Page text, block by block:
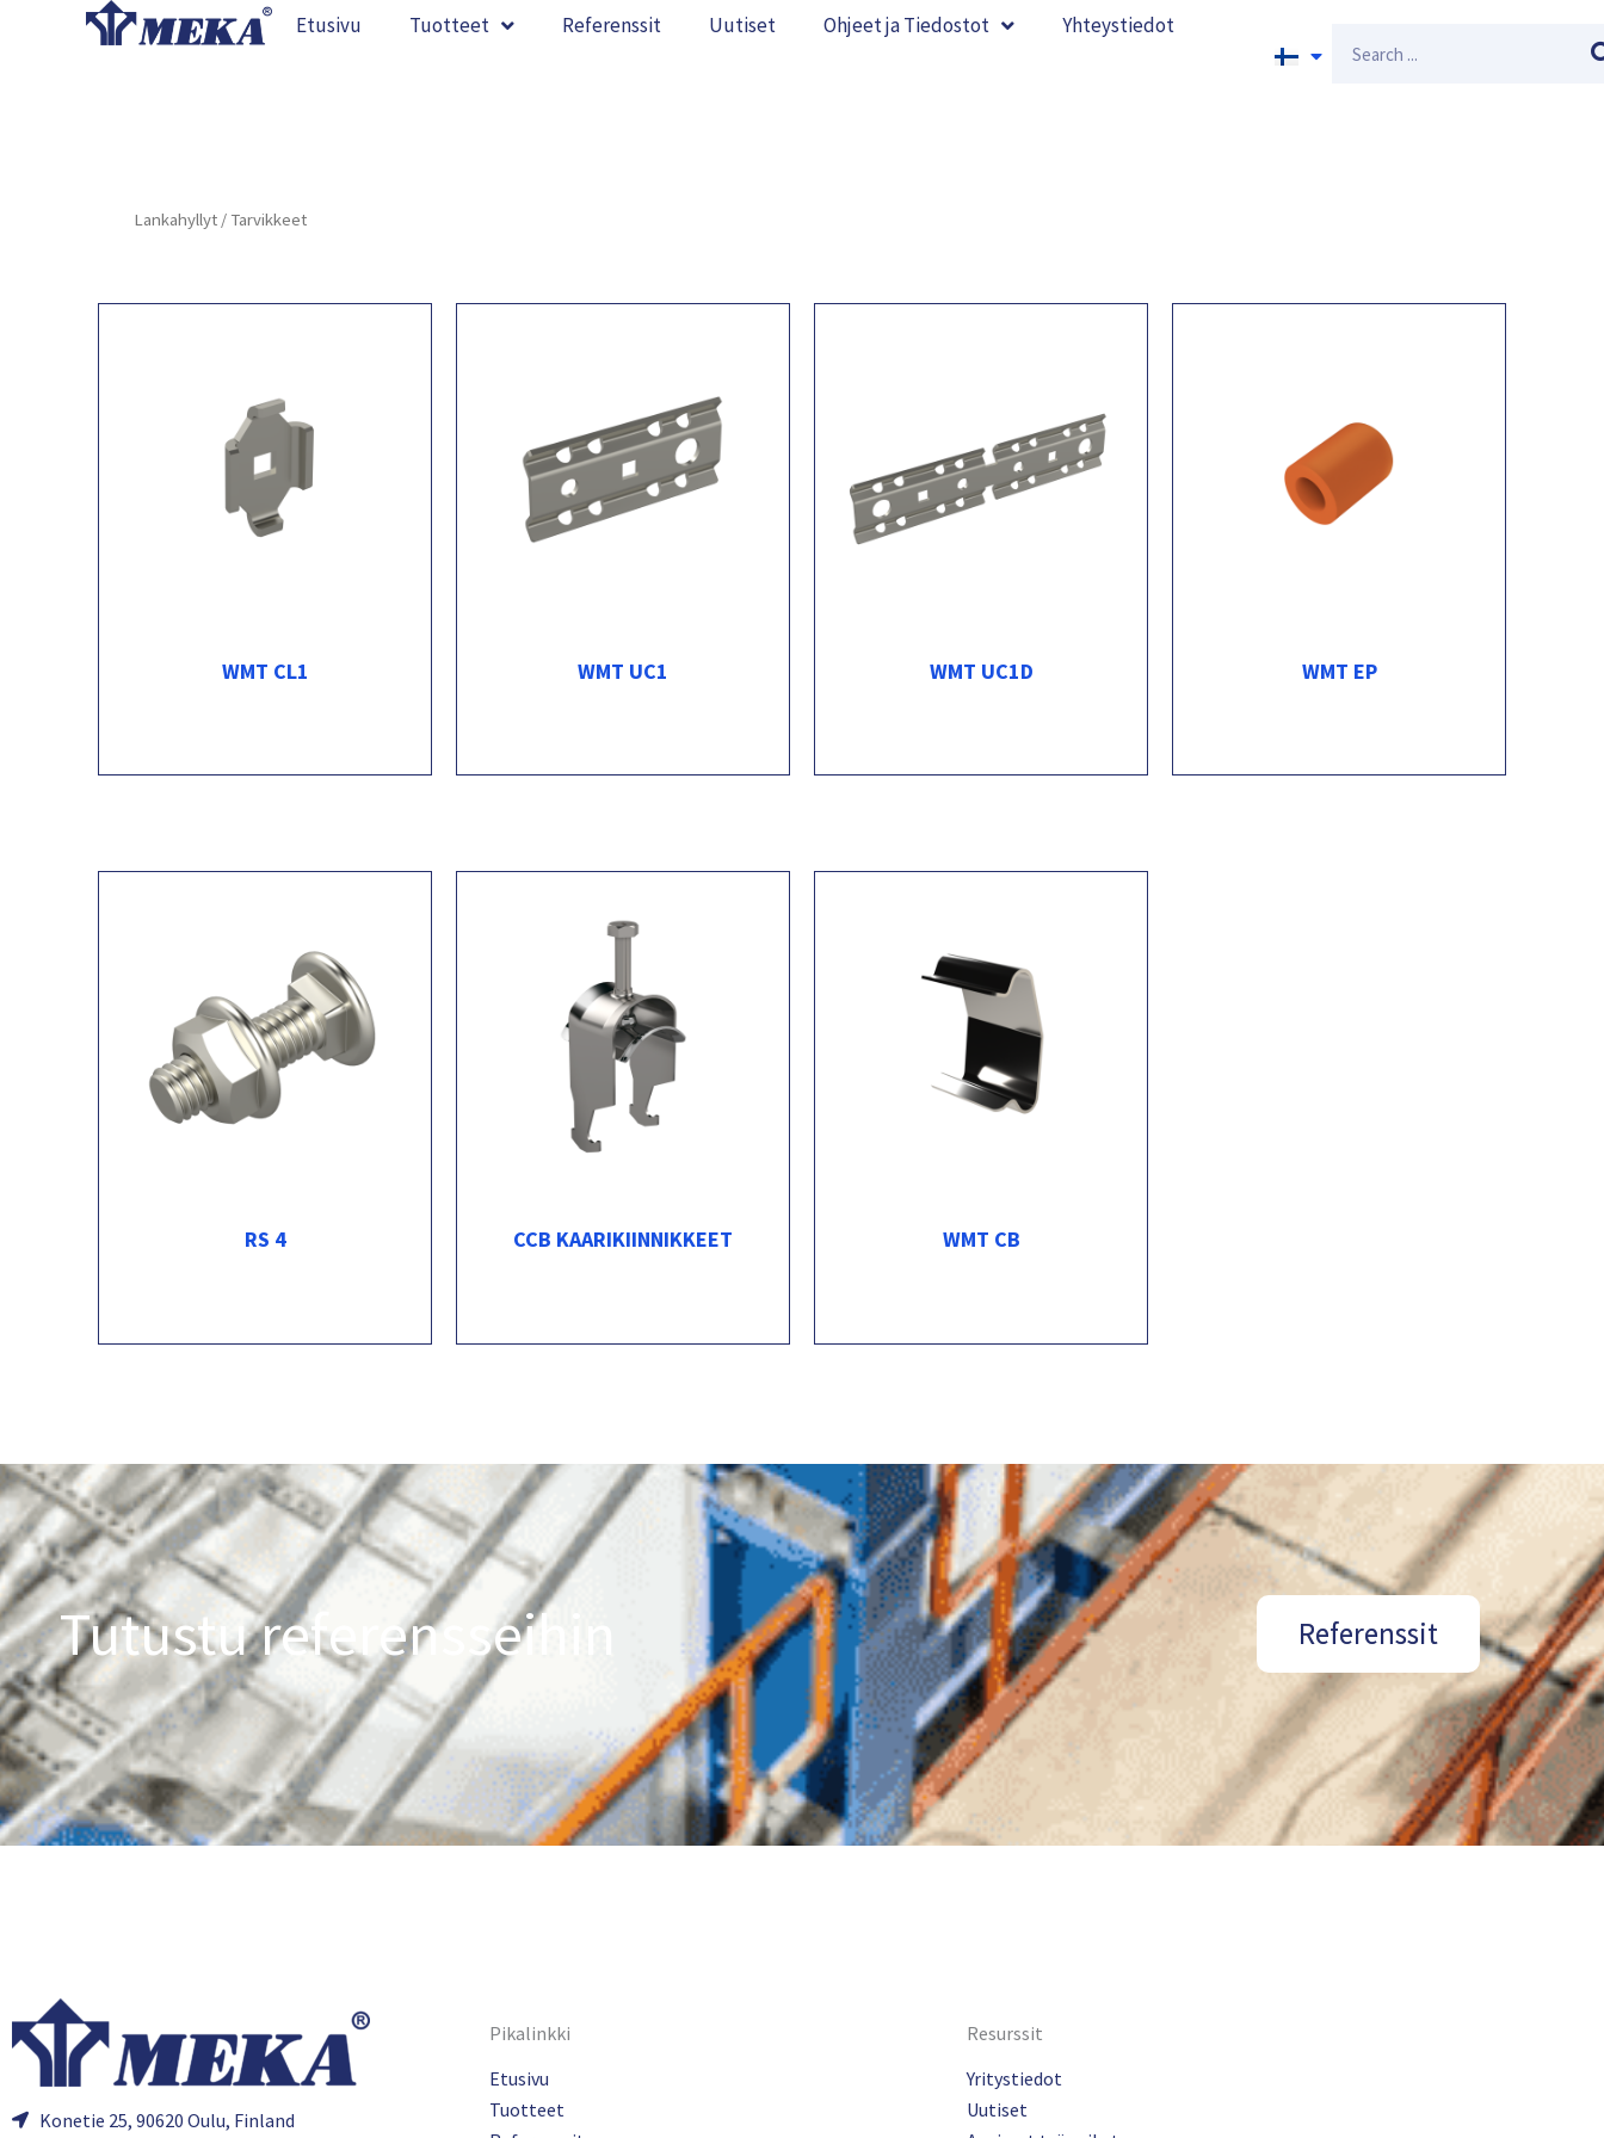
Etusivu Tuotteet Referenssit Uutiset Ohjeet ja Tiedostot Yhteystiedot
Lankahyllyt / Tarvikkeet
WMT CL1 WMT UC1 WMT UC1D WMT EP
RS 4 CCB KAARIKIINNIKKEET WMT CB
Tutustu referensseihin Referenssit
Konetie 25, 90620 Oulu, Finland
Pikalinkki
Etusivu
Tuotteet
Resurssit
Yritystiedot
Uutiset